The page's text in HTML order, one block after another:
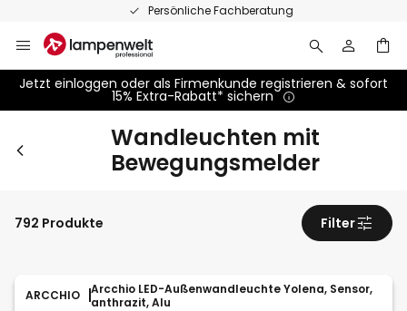
Persönliche Fachberatung
Inhalt
springen
Jetzt einloggen oder als Firmenkunde registrieren & sofort
15% Extra-Rabatt* sichern
Wandleuchten mit
Bewegungsmelder
ARCCHIO
Arcchio LED-Außenwandleuchte Yolena, Sensor,
anthrazit, Alu
792 Produkte Filter